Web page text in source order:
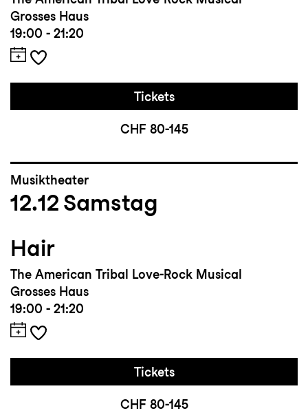
Grosses Haus
19:00 - 21:20
Tickets
CHF 80-145
Musiktheater
12.12 Samstag
Hair
The American Tribal Love-Rock Musical
Grosses Haus
19:00 - 21:20
Tickets
CHF 80-145